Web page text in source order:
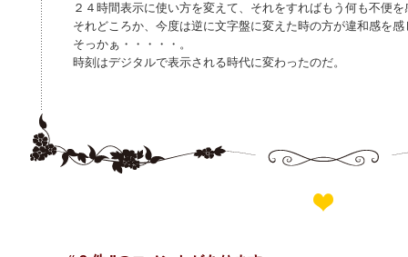
２４時間表示に使い方を変えて、それをすればもう何も不便
それどころか、今度は逆に文字盤に変えた時の方が違和感を
そっかぁ・・・・・。
時刻はデジタルで表示される時代に変わったのだ。